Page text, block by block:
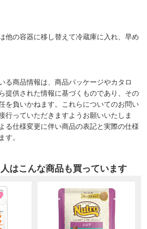
他の容器に移し替えて冷蔵庫に入れ、早め
る商品情報は、商品パッケージやカタロ
提供された情報に基づくものであり、その
を負いかねます。これらについてのお問い
行っていただきますようお願いいたしま
る仕様変更に伴い商品の表記と実際の仕様
。
はこんな商品も買っています